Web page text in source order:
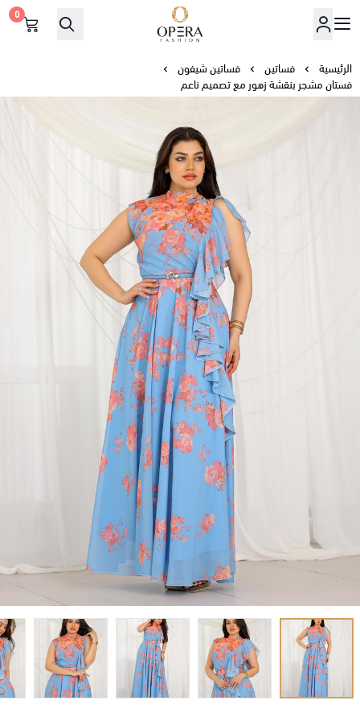
أوبرا فاشن
0
الرئيسية فساتين
فساتين شيفون
فستان مشجر بنقشة زهور مع تصميم ناعم